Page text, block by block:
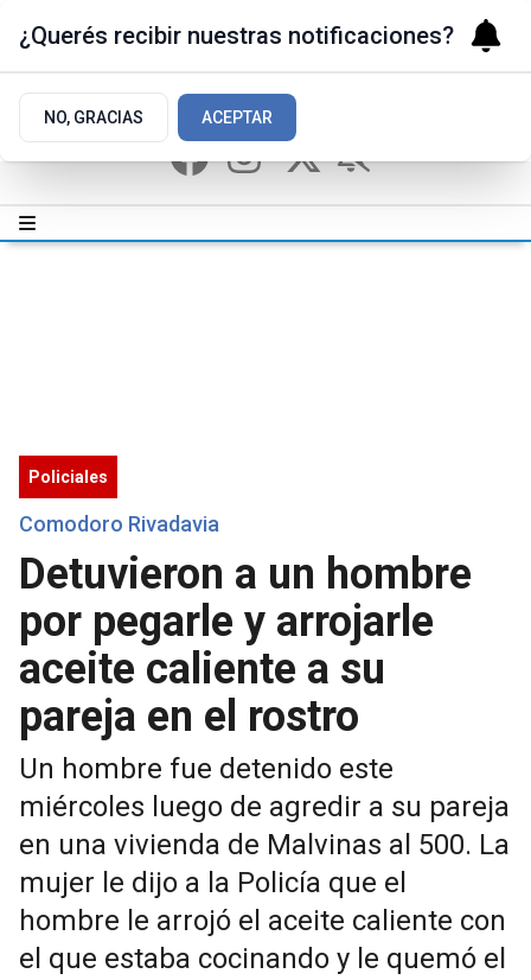
Policiales
Comodoro Rivadavia
Detuvieron a un hombre
por pegarle y arrojarle
aceite caliente a su
pareja en el rostro
Un hombre fue detenido este
miércoles luego de agredir a su pareja
en una vivienda de Malvinas al 500. La
mujer le dijo a la Policía que el
hombre le arrojó el aceite caliente con
el que estaba cocinando y le quemó el
¿Querés recibir nuestras notificaciones?
NO, GRACIAS ACEPTAR